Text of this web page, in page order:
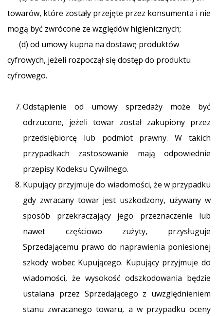
towarów, które zostały przejęte przez konsumenta i nie
mogą być zwrócone ze względów higienicznych;
(d) od umowy kupna na dostawę produktów
cyfrowych, jeżeli rozpoczął się dostęp do produktu
cyfrowego.
Odstąpienie od umowy sprzedaży może być
odrzucone, jeżeli towar został zakupiony przez
przedsiębiorcę lub podmiot prawny. W takich
przypadkach zastosowanie mają odpowiednie
przepisy Kodeksu Cywilnego.
Kupujący przyjmuje do wiadomości, że w przypadku
gdy zwracany towar jest uszkodzony, używany w
sposób przekraczający jego przeznaczenie lub
nawet częściowo zużyty, przysługuje
Sprzedającemu prawo do naprawienia poniesionej
szkody wobec Kupującego. Kupujący przyjmuje do
wiadomości, że wysokość odszkodowania będzie
ustalana przez Sprzedającego z uwzględnieniem
stanu zwracanego towaru, a w przypadku oceny